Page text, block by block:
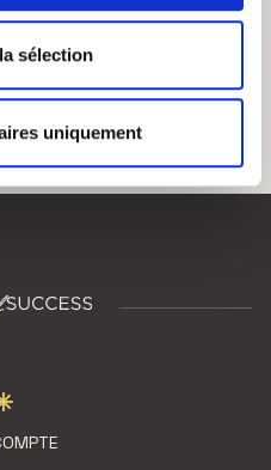
de personnaliser le contenu
notre trafic. Nous
sur l'utilisation de
de médias sociaux, de
combiner celles-ci
sélection
uniquement